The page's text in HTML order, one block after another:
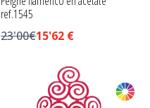
ref.1545
23'00€15'62 €